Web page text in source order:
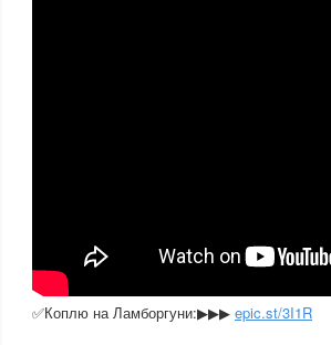
✅Коплю на Ламборгуни:▶▶▶ epic.st/3I1R